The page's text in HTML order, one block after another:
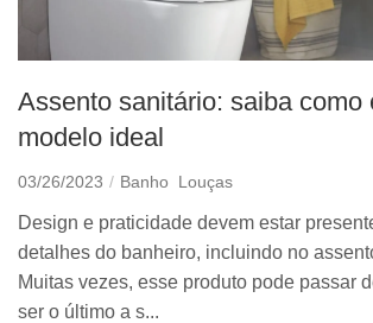
Assento sanitário: saiba como
modelo ideal
03/26/2023 Banho Louças
Design e praticidade devem estar
detalhes do banheiro, incluindo no
Muitas vezes, esse produto pode passar
ser o último a s...